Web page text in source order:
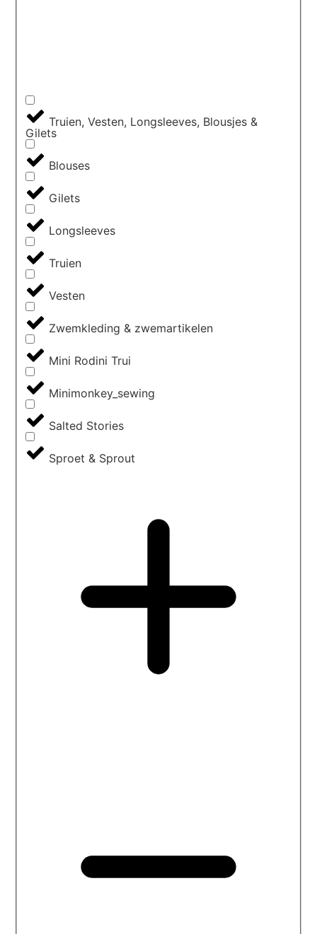
Truien, Vesten, Longsleeves, Blousjes &
Gilets
Blouses
Gilets
Longsleeves
Truien
Vesten
Zwemkleding & zwemartikelen
Mini Rodini Trui
Minimonkey_sewing
Salted Stories
Sproet & Sprout